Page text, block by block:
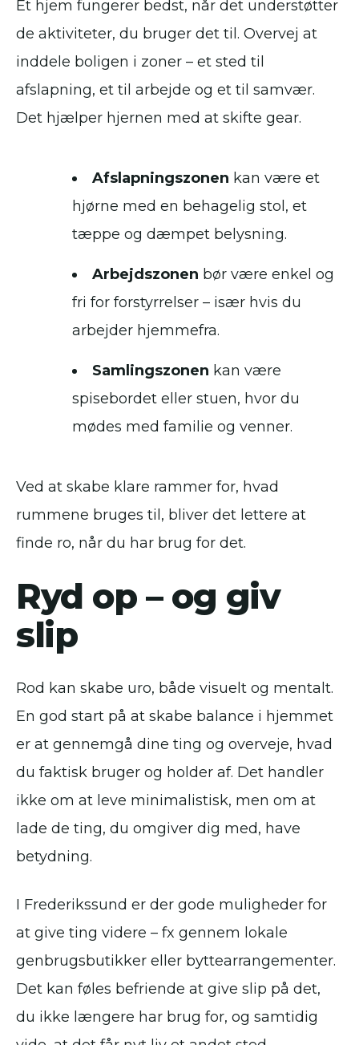
Et hjem fungerer bedst, når det understøtter
de aktiviteter, du bruger det til. Overvej at
inddele boligen i zoner – et sted til
afslapning, et til arbejde og et til samvær.
Det hjælper hjernen med at skifte gear.
Afslapningszonen kan være et
hjørne med en behagelig stol, et
tæppe og dæmpet belysning.
Arbejdszonen bør være enkel og
fri for forstyrrelser – især hvis du
arbejder hjemmefra.
Samlingszonen kan være
spisebordet eller stuen, hvor du
mødes med familie og venner.
Ved at skabe klare rammer for, hvad
rummene bruges til, bliver det lettere at
finde ro, når du har brug for det.
Ryd op – og giv
slip
Rod kan skabe uro, både visuelt og mentalt.
En god start på at skabe balance i hjemmet
er at gennemgå dine ting og overveje, hvad
du faktisk bruger og holder af. Det handler
ikke om at leve minimalistisk, men om at
lade de ting, du omgiver dig med, have
betydning.
I Frederikssund er der gode muligheder for
at give ting videre – fx gennem lokale
genbrugsbutikker eller byttearrangementer.
Det kan føles befriende at give slip på det,
du ikke længere har brug for, og samtidig